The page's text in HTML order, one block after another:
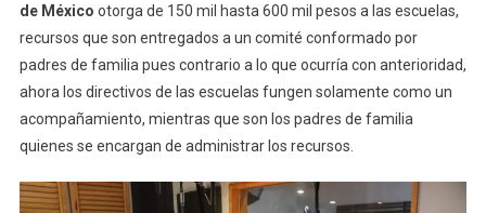
Es
Nuestra”
de México otorga de 150 mil hasta 600 mil pesos a las escuelas,
recursos que son entregados a un comité conformado por
padres de familia pues contrario a lo que ocurría con anterioridad,
ahora los directivos de las escuelas fungen solamente como un
acompañamiento, mientras que son los padres de familia
quienes se encargan de administrar los recursos.